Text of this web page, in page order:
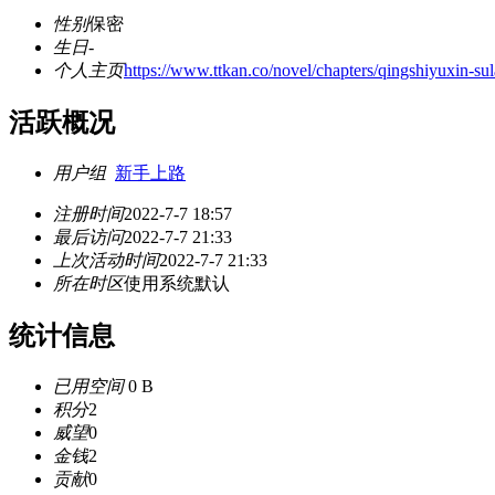
性别保密
生日-
个人主页https://www.ttkan.co/novel/chapters/qingshiyuxin-
活跃概况
用户组 新手上路
注册时间2022-7-7 18:57
最后访问2022-7-7 21:33
上次活动时间2022-7-7 21:33
所在时区使用系统默认
统计信息
已用空间0 B
积分2
威望0
金钱2
贡献0